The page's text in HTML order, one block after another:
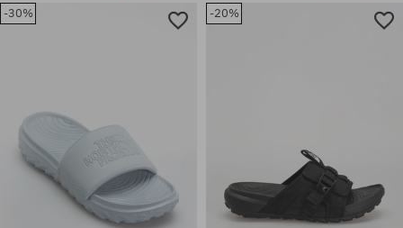
Dostępne rozmiary:
Dostępne rozmiary:
-30% -20%